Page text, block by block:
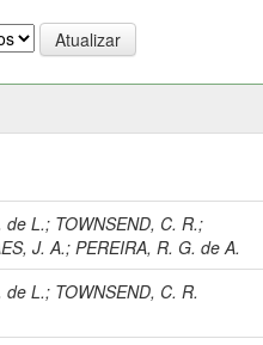
de L.; TOWNSEND, C. R.;
J. A.;PEREIRA, R. G. de A.
de L.; TOWNSEND, C. R.